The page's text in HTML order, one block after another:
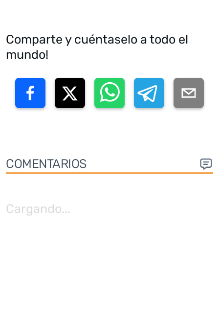
Comparte y cuéntaselo a todo el
mundo!
COMENTARIOS
Cargando...